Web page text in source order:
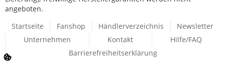
angeboten.
Startseite
Fanshop Händlerverzeichnis
Newsletter
Unternehmen
Kontakt
Hilfe/FAQ
Barrierefreiheitserklärung